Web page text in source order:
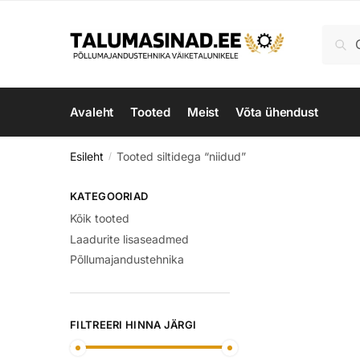
Avaleht Tooted Meist Võta ühendust
Esileht / Tooted siltidega “niidud”
KATEGOORIAD
Kõik tooted
Laadurite lisaseadmed
Põllumajandustehnika
FILTREERI HINNA JÄRGI